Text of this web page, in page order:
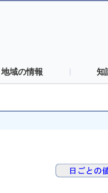
地域の情報 知